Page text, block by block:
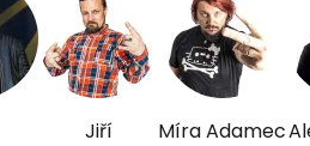
Jiří Míra Adamec